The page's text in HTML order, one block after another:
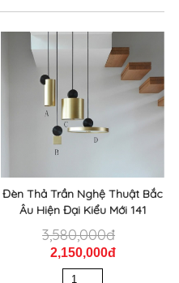
Đèn Thả Trần Nghệ Thuật Bắc
Âu Hiện Đại Kiểu Mới 141
3,580,000đ
2,150,000đ